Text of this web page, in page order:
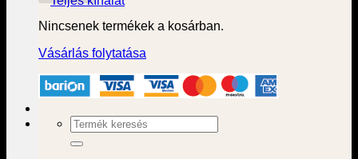
Nincsenek termékek a kosárban.
Vásárlás folytatása
Keresés
a
következőre: